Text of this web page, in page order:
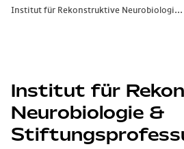
Institut für Rekonstruktive Neurobiologi...
Institut für
Neurobiologie &